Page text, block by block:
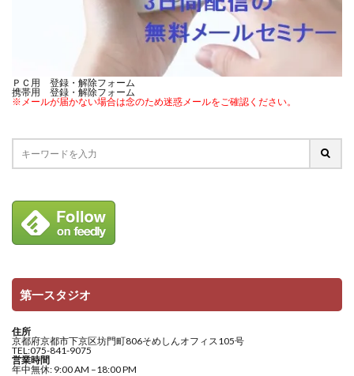
ＰＣ用 登録・解除フォーム
携帯用 登録・解除フォーム
※メールが届かない場合は念のため迷惑メールをご確認ください。
第一スタジオ
住所
京都府京都市下京区坊門町806そめしんオフィス105号
TEL:075-841-9075
営業時間
年中無休: 9:00 AM –18:00 PM